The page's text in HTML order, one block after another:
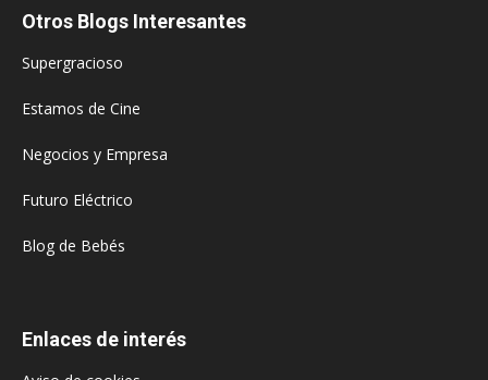
Otros Blogs Interesantes
Supergracioso
Estamos de Cine
Negocios y Empresa
Futuro Eléctrico
Blog de Bebés
Enlaces de interés